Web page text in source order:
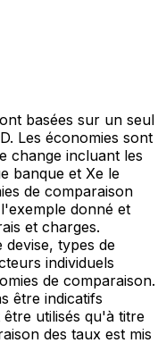
basées sur un seul
Les économies sont
change incluant les
banque et Xe le
de comparaison
donné et
et charges.
devise, types de
individuels
de comparaison.
être indicatifs
utilisés qu'à titre
des taux est mis